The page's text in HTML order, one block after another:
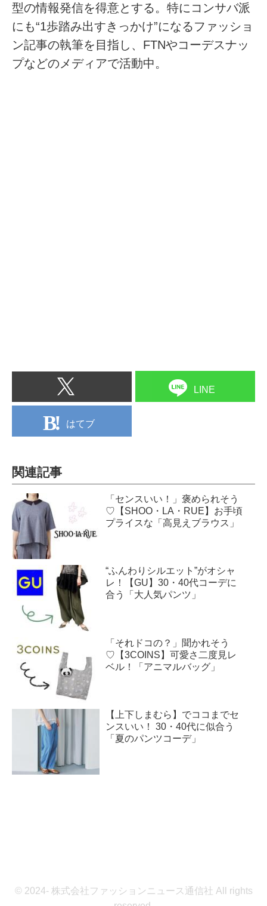
型の情報発信を得意とする。特にコンサバ派
にも“1歩踏み出すきっかけ”になるファッショ
ン記事の執筆を目指し、FTNやコーデスナッ
プなどのメディアで活動中。
LINE
はてブ
関連記事
「センスいい！」褒められそう
♡【SHOO・LA・RUE】お手頃
プライスな「高見えブラウス」
“ふんわりシルエット”がオシャ
レ！【GU】30・40代コーデに
合う「大人気パンツ」
「それドコの？」聞かれそう
♡【3COINS】可愛さ二度見レ
ベル！「アニマルバッグ」
【上下しまむら】でココまでセ
ンスいい！ 30・40代に似合う
「夏のパンツコーデ」
© 2024- 株式会社ファッションニュース通信社 All rights